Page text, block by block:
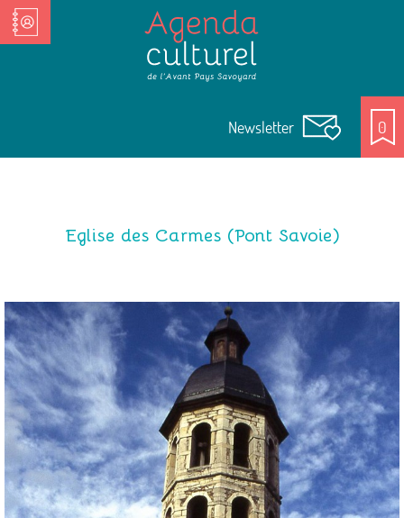
Nos Acteurs culturels
Newsletter 0
Eglise des Carmes (Pont Savoie)